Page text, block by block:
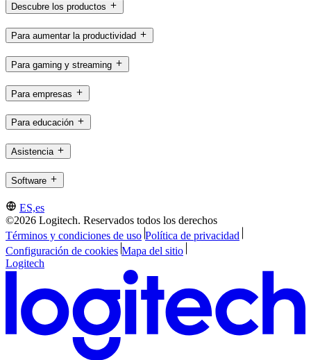
Descubre los productos
Para aumentar la productividad
Para gaming y streaming
Para empresas
Para educación
Asistencia
Software
ES,es
©2026 Logitech. Reservados todos los derechos
Términos y condiciones de uso Política de privacidad
Configuración de cookies Mapa del sitio
Logitech